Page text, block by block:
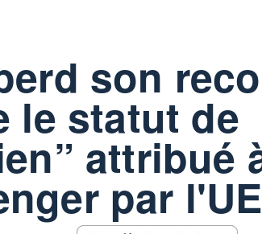
son
le statut de
attribué
par l'UE